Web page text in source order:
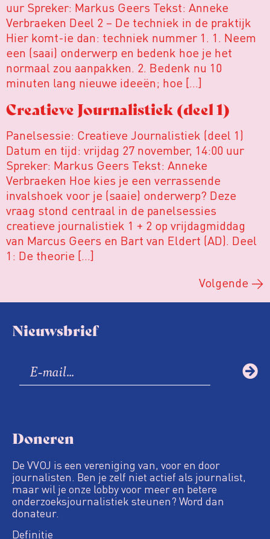
uur Spreker: Markus Geers Tekst: Anneke
Verbraeken Deel 2 – De techniek in de praktijk
Hier komt-ie dan: techniek nummer 1. 1. Neem
een (saai) onderwerp en bedenk hoe je het
normaal zou aanpakken. 2. Bedenk nu 10
minuten lang nieuwe ideeën; hoe […]
Creatieve Journalistiek (deel 1)
Panelsessie: Creatieve Journalistiek (deel 1)
Datum en tijd: vrijdag 27 november, 14:00 uur
Spreker: Markus Geers Tekst: Anneke
Verbraeken Hoe kies je een verrassende
invalshoek voor je (saaie) onderwerp? Deze
vraag stond centraal in de panelsessies
creatieve journalistiek 1 + 2 op vrijdagmiddag
van Marcus Geers en Bart van Eldert (AD). Deel
1: De theorie […]
Volgende →
Nieuwsbrief
Doneren
De VVOJ is een vereniging van, voor en door
journalisten. Ben je zelf niet actief als journalist,
maar wil je onze lobby voor meer en betere
onderzoeksjournalistiek steunen? Word dan
donateur.
Definitie